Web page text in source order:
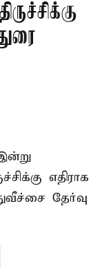
எதிராக
தேர்வு